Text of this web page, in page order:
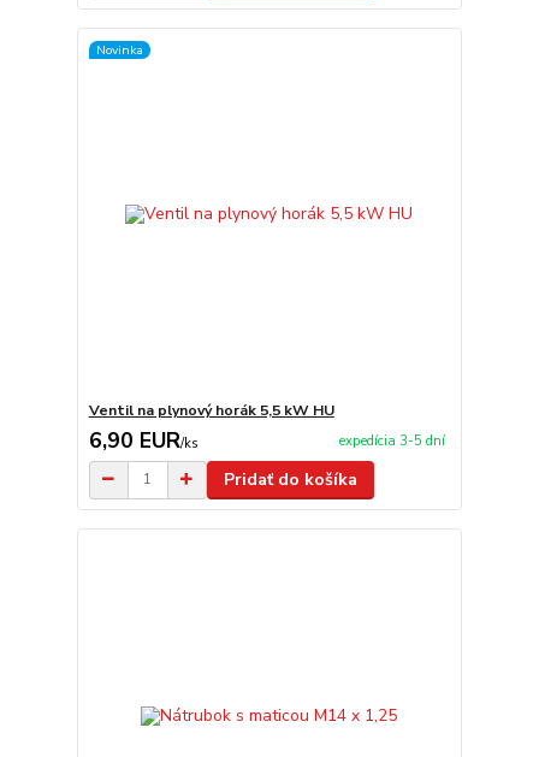
Novinka
Ventil na plynový horák 5,5 kW HU
6,90 EUR/ks expedícia 3-5 dní
Pridať do košíka